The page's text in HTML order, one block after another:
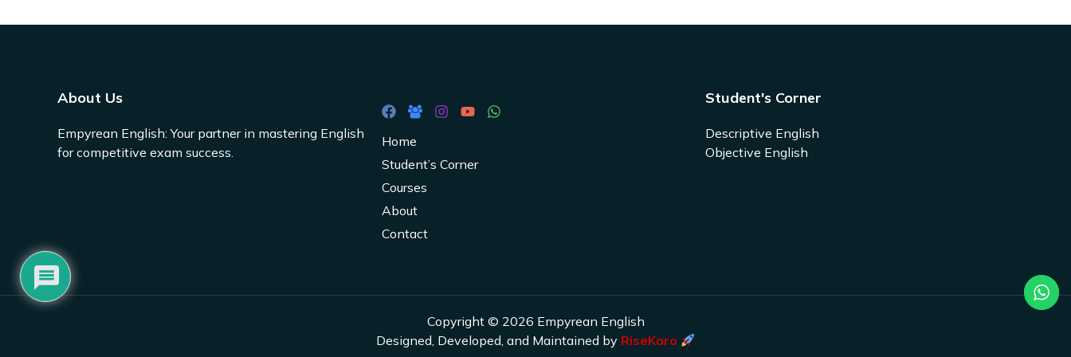
About Us
Empyrean English: Your partner in mastering English
for competitive exam success.
Home
Student’s Corner
Courses
About
Contact
Student's Corner
Descriptive English
Objective English
Copyright © 2026 Empyrean English
Designed, Developed, and Maintained by RiseKaro